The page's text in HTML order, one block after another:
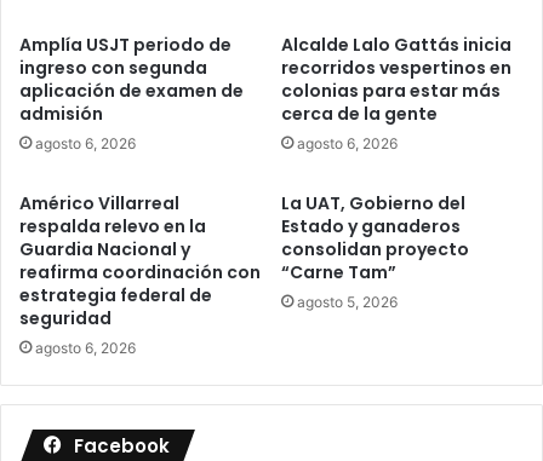
Amplía USJT periodo de
ingreso con segunda
aplicación de examen de
admisión
agosto 6, 2026
Alcalde Lalo Gattás inicia
recorridos vespertinos en
colonias para estar más
cerca de la gente
agosto 6, 2026
Américo Villarreal
respalda relevo en la
Guardia Nacional y
reafirma coordinación con
estrategia federal de
seguridad
agosto 6, 2026
La UAT, Gobierno del
Estado y ganaderos
consolidan proyecto
“Carne Tam”
agosto 5, 2026
Facebook